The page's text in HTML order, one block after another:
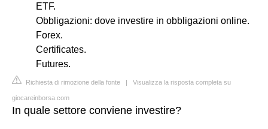
ETF.
Obbligazioni: dove investire in obbligazioni online.
Forex.
Certificates.
Futures.
Richiesta di rimozione della fonte | Visualizza la risposta completa su
giocareinborsa.com
In quale settore conviene investire?